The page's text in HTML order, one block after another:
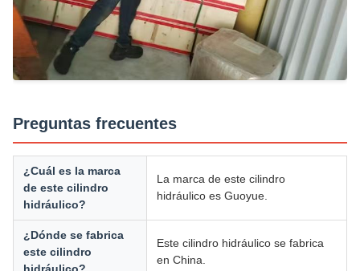
Preguntas frecuentes
¿Cuál es la marca
de este cilindro
hidráulico?
La marca de este cilindro
hidráulico es Guoyue.
¿Dónde se fabrica
este cilindro
Este cilindro hidráulico se fabrica
en China.